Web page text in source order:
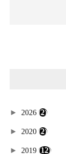
► 2026 (2)
► 2020 (2)
► 2019 (12)